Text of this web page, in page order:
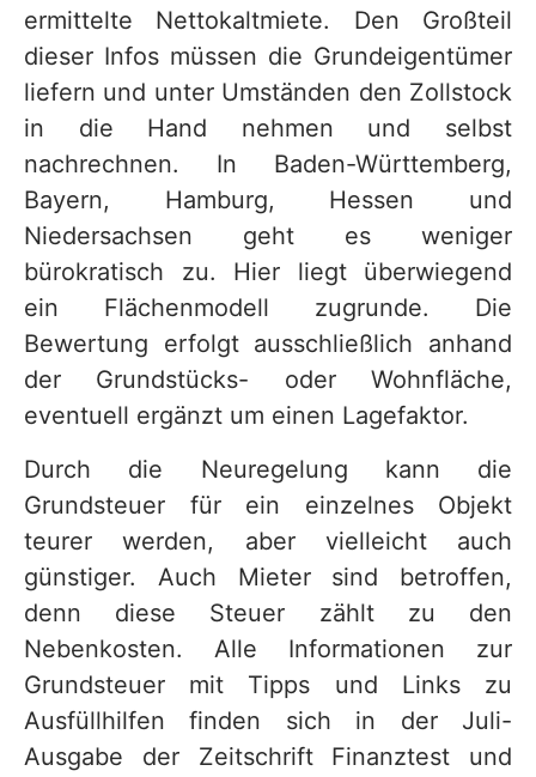
ermittelte Nettokaltmiete. Den Großteil
dieser Infos müssen die Grundeigentümer
liefern und unter Umständen den Zollstock
in die Hand nehmen und selbst
nachrechnen. In Baden-Württemberg,
Bayern, Hamburg, Hessen und
Niedersachsen geht es weniger
bürokratisch zu. Hier liegt überwiegend
ein Flächenmodell zugrunde. Die
Bewertung erfolgt ausschließlich anhand
der Grundstücks- oder Wohnfläche,
eventuell ergänzt um einen Lagefaktor.
Durch die Neuregelung kann die
Grundsteuer für ein einzelnes Objekt
teurer werden, aber vielleicht auch
günstiger. Auch Mieter sind betroffen,
denn diese Steuer zählt zu den
Nebenkosten. Alle Informationen zur
Grundsteuer mit Tipps und Links zu
Ausfüllhilfen finden sich in der Juli-
Ausgabe der Zeitschrift Finanztest und